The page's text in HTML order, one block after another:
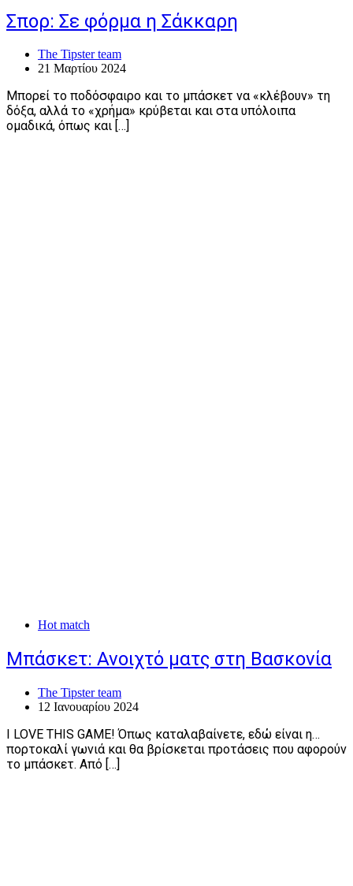
Σπορ: Σε φόρμα η Σάκκαρη
The Tipster team
21 Μαρτίου 2024
Μπορεί το ποδόσφαιρο και το μπάσκετ να «κλέβουν» τη
δόξα, αλλά το «χρήμα» κρύβεται και στα υπόλοιπα
ομαδικά, όπως και […]
Hot match
Μπάσκετ: Ανοιχτό ματς στη Βασκονία
The Tipster team
12 Ιανουαρίου 2024
I LOVE THIS GAME! Όπως καταλαβαίνετε, εδώ είναι η…
πορτοκαλί γωνιά και θα βρίσκεται προτάσεις που αφορούν
το μπάσκετ. Από […]